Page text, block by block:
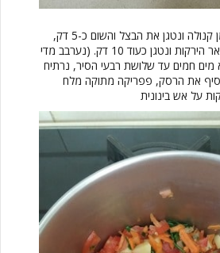
נשים בסיר 3 כפות שמן קנולה ונטגן את הבצל והשום כ-5 דק,
לאחר מכן נוסיף את שאר הירקות ונטגן כעוד 10 דק. (נערבב מדי
חמים עד שלושת רבעי הסיר, נרתיח
את הרסק, פפריקה מתוקה מלח